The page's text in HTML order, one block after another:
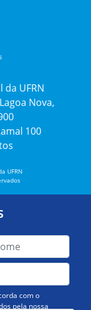
UFRN
Nova,
100
UFRN
com o
pela nossa